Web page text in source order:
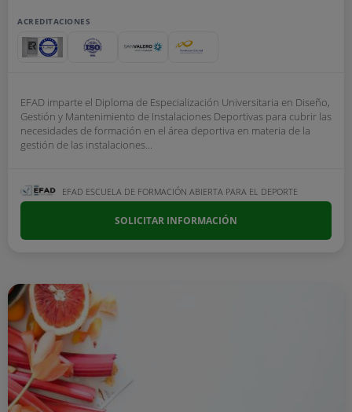
ACREDITACIONES
EFAD imparte el Diploma de Especialización Universitaria en Diseño,
Gestión y Mantenimiento de Instalaciones Deportivas para cubrir las
necesidades de formación en el área deportiva en materia de la
gestión de las instalaciones...
EFAD ESCUELA DE FORMACIÓN ABIERTA PARA EL DEPORTE
SOLICITAR INFORMACIÓN